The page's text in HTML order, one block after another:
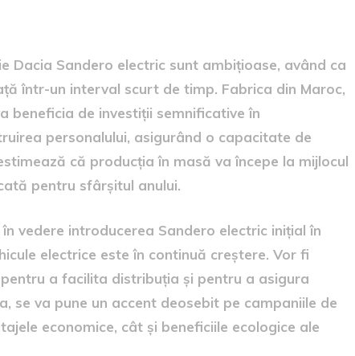
Dacia Sandero electric sunt ambițioase, având ca
într-un interval scurt de timp. Fabrica din Maroc,
beneficia de investiții semnificative în
personalului, asigurând o capacitate de
că producția în masă va începe la mijlocul
pentru sfârșitul anului.
vedere introducerea Sandero electric inițial în
electrice este în continuă creștere. Vor fi
a facilita distribuția și pentru a asigura
se va pune un accent deosebit pe campaniile de
economice, cât și beneficiile ecologice ale